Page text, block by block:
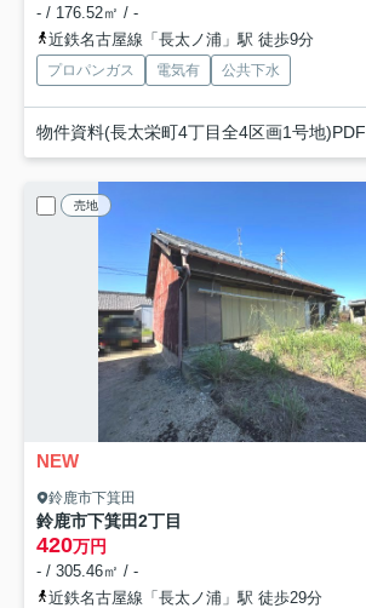
- / 176.52㎡ / -
近鉄名古屋線「長太ノ浦」駅 徒歩9分
プロパンガス 電気有 公共下水
物件資料(長太栄町4丁目全4区画1号地)PDF
売地
NEW
鈴鹿市下箕田
鈴鹿市下箕田2丁目
420万円
- / 305.46㎡ / -
近鉄名古屋線「長太ノ浦」駅 徒歩29分